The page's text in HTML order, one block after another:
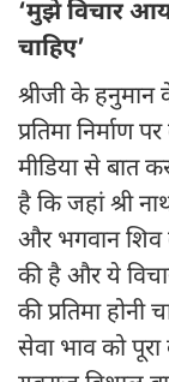
‘मुझे विचार
चाहिए’
श्रीजी के
प्रतिमा
मीडिया से बात
है कि जहां श्री
और भगवान शिव
की है और ये
की प्रतिमा
सेवा भाव को